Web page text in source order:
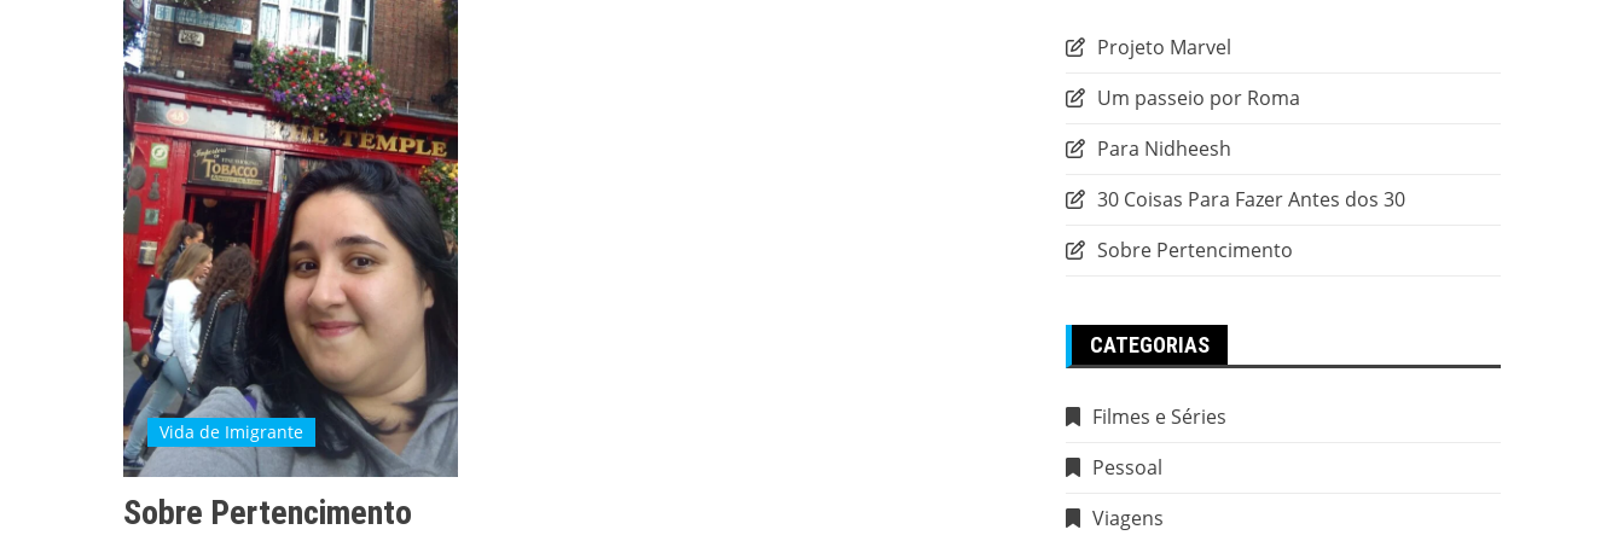
Vida de Imigrante
Sobre Pertencimento
Projeto Marvel
Um passeio por Roma
Para Nidheesh
30 Coisas Para Fazer Antes dos 30
Sobre Pertencimento
CATEGORIAS
Filmes e Séries
Pessoal
Viagens